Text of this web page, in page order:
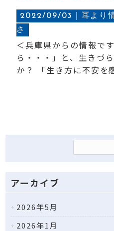
2022/09/03｜ 耳より
さ
＜兵庫県からの情報で
ら・・・」と、生きづ
か？ 「生き方に不安を
アーカイブ
2026年5月
2026年1月